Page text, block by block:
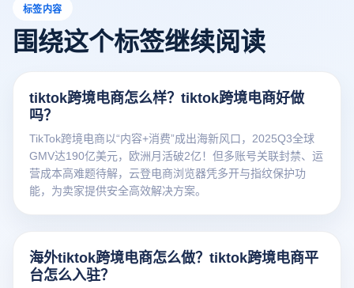
标签内容
围绕这个标签继续阅读
tiktok跨境电商怎么样？tiktok跨境电商好做
吗？
TikTok跨境电商以“内容+消费”成出海新风口，2025Q3全球
GMV达190亿美元，欧洲月活破2亿！但多账号关联封禁、运
营成本高难题待解，云登电商浏览器凭多开与指纹保护功
能，为卖家提供安全高效解决方案。
海外tiktok跨境电商怎么做？tiktok跨境电商平
台怎么入驻？